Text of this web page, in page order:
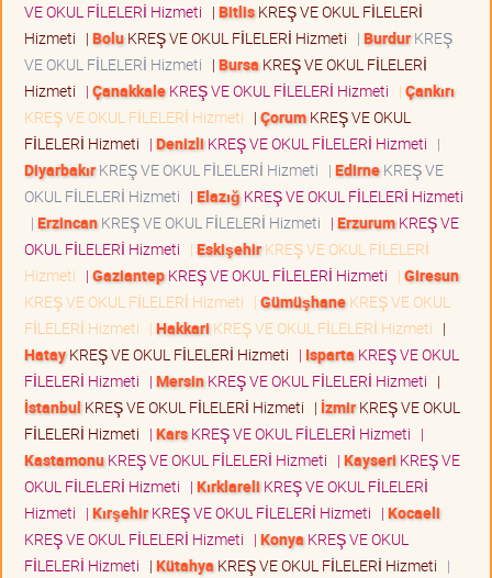
VE OKUL FİLELERİ Hizmeti | BitlisKREŞ VE OKUL FİLELERİ
Hizmeti | BoluKREŞ VE OKUL FİLELERİ Hizmeti | BurdurKREŞ
VE OKUL FİLELERİ Hizmeti | Bursa KREŞ VE OKUL FİLELERİ
Hizmeti | ÇanakkaleKREŞ VE OKUL FİLELERİ Hizmeti | Çankırı
KREŞ VE OKUL FİLELERİ Hizmeti | ÇorumKREŞ VE OKUL
FİLELERİ Hizmeti | Denizli KREŞ VE OKUL FİLELERİ Hizmeti |
DiyarbakırKREŞ VE OKUL FİLELERİ Hizmeti | EdirneKREŞ VE
OKUL FİLELERİ Hizmeti | Elazığ KREŞ VE OKUL FİLELERİ Hizmeti
| ErzincanKREŞ VE OKUL FİLELERİ Hizmeti | ErzurumKREŞ VE
OKUL FİLELERİ Hizmeti | EskişehirKREŞ VE OKUL FİLELERİ
Hizmeti | GaziantepKREŞ VE OKUL FİLELERİ Hizmeti | Giresun
KREŞ VE OKUL FİLELERİ Hizmeti | GümüşhaneKREŞ VE OKUL
FİLELERİ Hizmeti | Hakkari KREŞ VE OKUL FİLELERİ Hizmeti |
HatayKREŞ VE OKUL FİLELERİ Hizmeti | Isparta KREŞ VE OKUL
FİLELERİ Hizmeti | MersinKREŞ VE OKUL FİLELERİ Hizmeti |
İstanbul KREŞ VE OKUL FİLELERİ Hizmeti | İzmirKREŞ VE OKUL
FİLELERİ Hizmeti | KarsKREŞ VE OKUL FİLELERİ Hizmeti |
KastamonuKREŞ VE OKUL FİLELERİ Hizmeti | Kayseri KREŞ VE
OKUL FİLELERİ Hizmeti | Kırklareli KREŞ VE OKUL FİLELERİ
Hizmeti | KırşehirKREŞ VE OKUL FİLELERİ Hizmeti | Kocaeli
KREŞ VE OKUL FİLELERİ Hizmeti | Konya KREŞ VE OKUL
FİLELERİ Hizmeti | Kütahya KREŞ VE OKUL FİLELERİ Hizmeti |